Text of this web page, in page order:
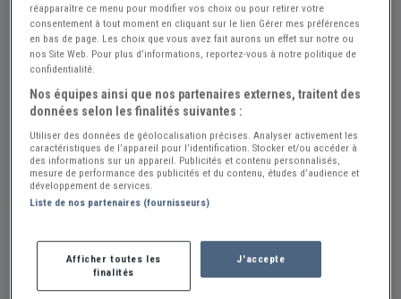
Réf : A196051 Actualisée le : 23/07/2026
Amortisseurs avants RENAULT 18
Berline Break
99 €
Auto Passion Rénovation PRO
Hérault (34) - NISSAN-LEZ-ENSERUNE (34440)
Voir le téléphone
réapparaître ce menu pour modifier vos choix ou pour retirer votre
consentement à tout moment en cliquant sur le lien Gérer mes préférences
en bas de page. Les choix que vous avez fait aurons un effet sur notre ou
nos Site Web. Pour plus d’informations, reportez-vous à notre politique de
confidentialité.
Nos équipes ainsi que nos partenaires externes, traitent des
données selon les finalités suivantes :
Utiliser des données de géolocalisation précises. Analyser activement les
caractéristiques de l’appareil pour l’identification. Stocker et/ou accéder à
des informations sur un appareil. Publicités et contenu personnalisés,
mesure de performance des publicités et du contenu, études d’audience et
développement de services.
Liste de nos partenaires (fournisseurs)
Afficher toutes les
finalités
J'accepte